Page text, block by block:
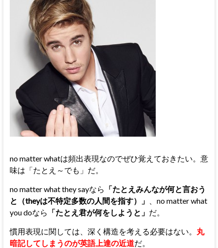
no matter whatは頻出表現なのでぜひ覚えておきたい。意
味は「たとえ～でも」だ。
no matter what they sayなら 「たとえみんなが何と言おう
と（theyは不特定多数の人間を指す）」
、no matter what
you doなら 「たとえ君が何をしようと」 だ。
慣用表現に関しては、深く構造を考える必要はない。 丸
暗記してしまうのが英語上達の近道だ。